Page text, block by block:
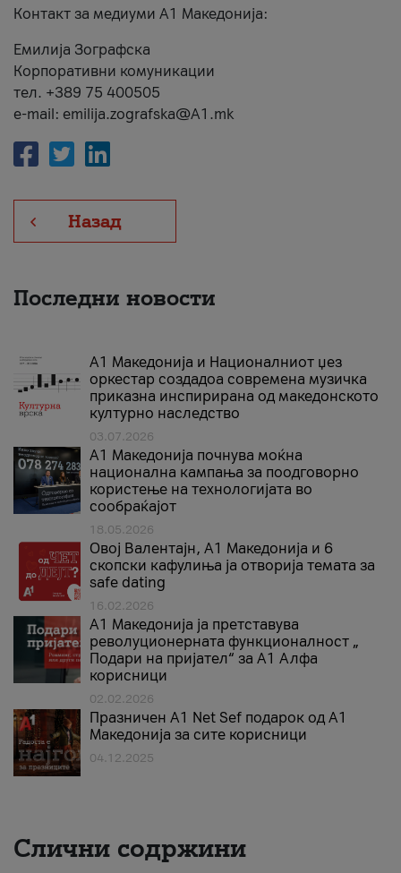
Контакт за медиуми А1 Македонија:
Емилија Зографска
Корпоративни комуникации
тел. +389 75 400505
e-mail: emilija.zografska@A1.mk
Назад
Последни новости
А1 Македонија и Националниот џез
оркестар создадоа современа музичка
приказна инспирирана од македонското
културно наследство
03.07.2026
A1 Македонија почнува моќна
национална кампања за поодговорно
користење на технологијата во
сообраќајот
18.05.2026
Овој Валентајн, A1 Македонија и 6
скопски кафулиња ја отворија темата за
safe dating
16.02.2026
А1 Македонија ја претставува
револуционерната функционалност „
Подари на пријател“ за А1 Алфа
корисници
02.02.2026
Празничен A1 Net Sеf подарок од А1
Македонија за сите корисници
04.12.2025
Слични содржини